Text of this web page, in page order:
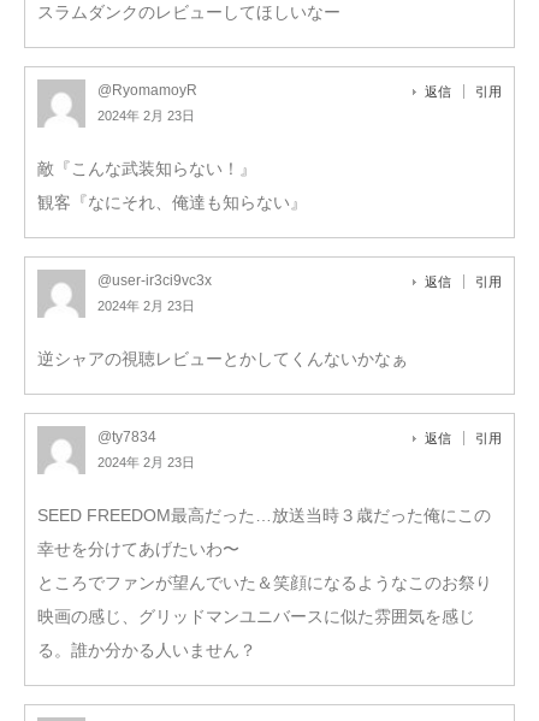
スラムダンクのレビューしてほしいなー
@RyomamoyR
2024年 2月 23日
返信 引用
敵『こんな武装知らない！』
観客『なにそれ、俺達も知らない』
@user-ir3ci9vc3x
2024年 2月 23日
返信 引用
逆シャアの視聴レビューとかしてくんないかなぁ
@ty7834
2024年 2月 23日
返信 引用
SEED FREEDOM最高だった…放送当時３歳だった俺にこの
幸せを分けてあげたいわ〜
ところでファンが望んでいた＆笑顔になるようなこのお祭り
映画の感じ、グリッドマンユニバースに似た雰囲気を感じ
る。誰か分かる人いません？